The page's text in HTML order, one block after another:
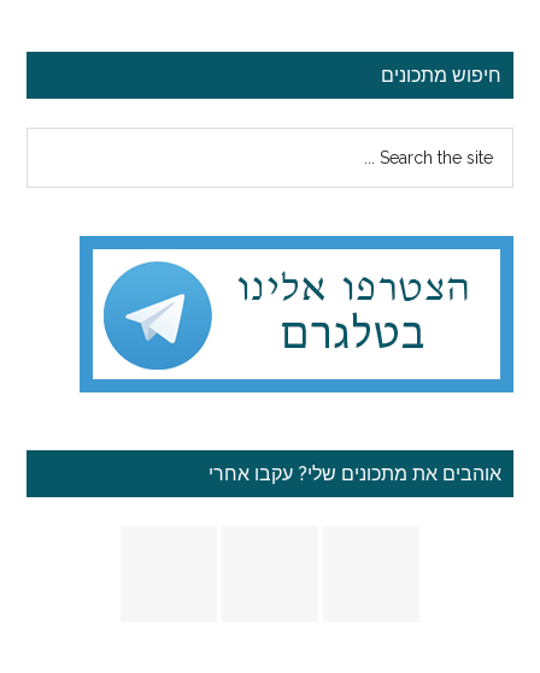
סרגל
ראשי
חיפוש מתכונים
אוהבים את מתכונים שלי? עקבו אחרי